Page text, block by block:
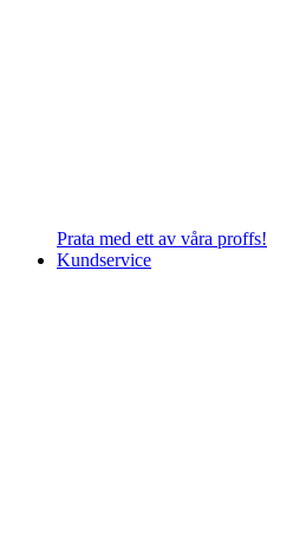
Prata med ett av våra proffs!
Kundservice